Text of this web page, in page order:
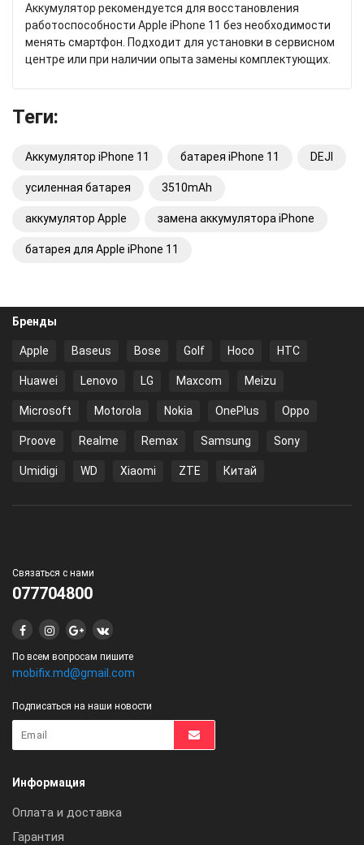
Аккумулятор рекомендуется для восстановления
работоспособности Apple iPhone 11 без необходимости
менять смартфон. Подходит для установки в сервисном
центре или при наличии опыта замены комплектующих.
Теги:
Аккумулятор iPhone 11 батарея iPhone 11 DEJI
усиленная батарея 3510mAh
аккумулятор Apple замена аккумулятора iPhone
батарея для Apple iPhone 11
Бренды
Apple Baseus Bose Golf Hoco HTC
Huawei Lenovo LG Maxcom Meizu
Microsoft Motorola Nokia OnePlus Oppo
Proove Realme Remax Samsung Sony
Umidigi WD Xiaomi ZTE Китай
Связаться с нами
077704800
По всем вопросам пишите
mobifix.md@gmail.com
Подписаться на наши новости
Информация
Оплата и доставка
Гарантия